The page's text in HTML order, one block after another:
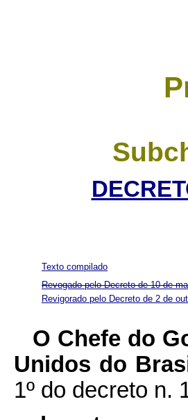
Texto compilado
Revogado pelo Decreto de 10 de
Revigorado pelo Decreto de 2 de
O Chefe do
Unidos do
1º do decreto n.